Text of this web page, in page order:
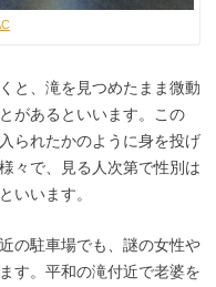
と、滝を見つめたまま微動
があるといいます。この
られたかのように身を投げ
々で、見る人次第で性別は
いいます。
の駐車場でも、謎の女性や
す。平和の滝付近で老婆を